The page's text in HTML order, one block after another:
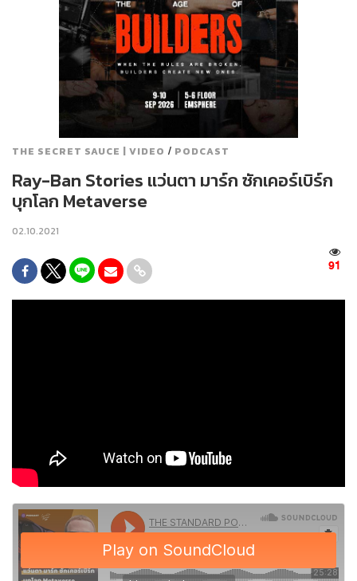
THE SECRET SAUCE | VIDEO / PODCAST
Ray-Ban Stories แว่นตา มาร์ก ซักเคอร์เบิร์ก
บุกโลก Metaverse
02.10.2021
91